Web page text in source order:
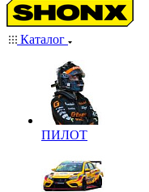
Каталог
ПИЛОТ